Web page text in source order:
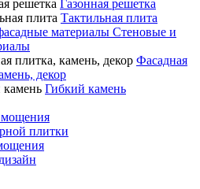
Газонная решетка
Тактильная плита
Стеновые и
Фасадная
декор
Гибкий камень
мощения
плитки